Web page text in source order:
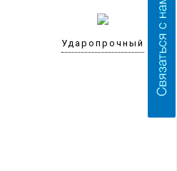
Ударопрочный